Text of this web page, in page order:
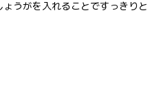
うがを入れることですっきりと